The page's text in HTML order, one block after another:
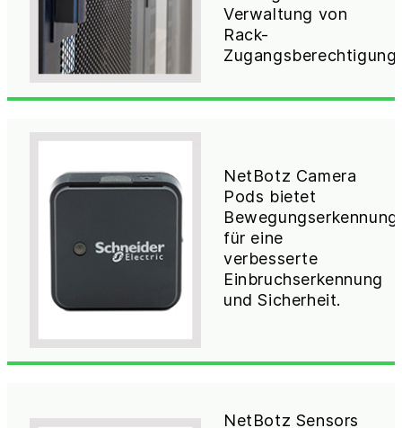
Verwaltung von
Rack-
NetBotz Camera
Pods bietet
für eine
verbesserte
Einbruchserkennung
und Sicherheit.
NetBotz Sensors